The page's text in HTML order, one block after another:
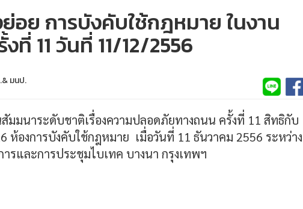
อย การบังคับใช้กฎหมาย ในงาน
11 วันที่ 11/12/2556
มนป.
มมนาระดับชาติเรื่องความปลอดภัยทางถนน ครั้งที่ 11 สิทธิกับ
ห้องการบังคับใช้กฎหมาย เมื่อวันที่ 11 ธันวาคม 2556 ระหว่าง
รและการประชุมไบเทค บางนา กรุงเทพฯ